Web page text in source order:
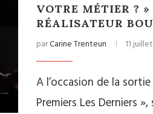
VOTRE MÉTIER ? »
RÉALISATEUR
parCarine Trenteun 11
A l’occasion de la
Premiers Les Derniers